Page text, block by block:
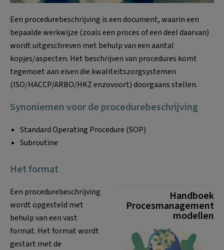
Een procedurebeschrijving is een document, waarin een
bepaalde werkwijze (zoals een proces of een deel daarvan)
wordt uitgeschreven met behulp van een aantal
kopjes/aspecten. Het beschrijven van procedures komt
tegemoet aan eisen die kwaliteitszorgsystemen
(ISO/HACCP/ARBO/HKZ enzovoort) doorgaans stellen.
Synoniemen voor de procedurebeschrijving
Standard Operating Procedure (SOP)
Subroutine
Het format
Handboek
Procesmanagement
modellen
Een procedurebeschrijving
wordt opgesteld met
behulp van een vast
format. Het format wordt
gestart met de